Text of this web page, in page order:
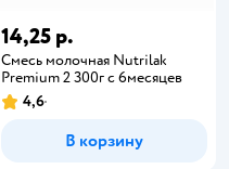
14,25 р.
Смесь молочная Nutrilak
Premium 2 300г с 6месяцев
4,6
В корзину